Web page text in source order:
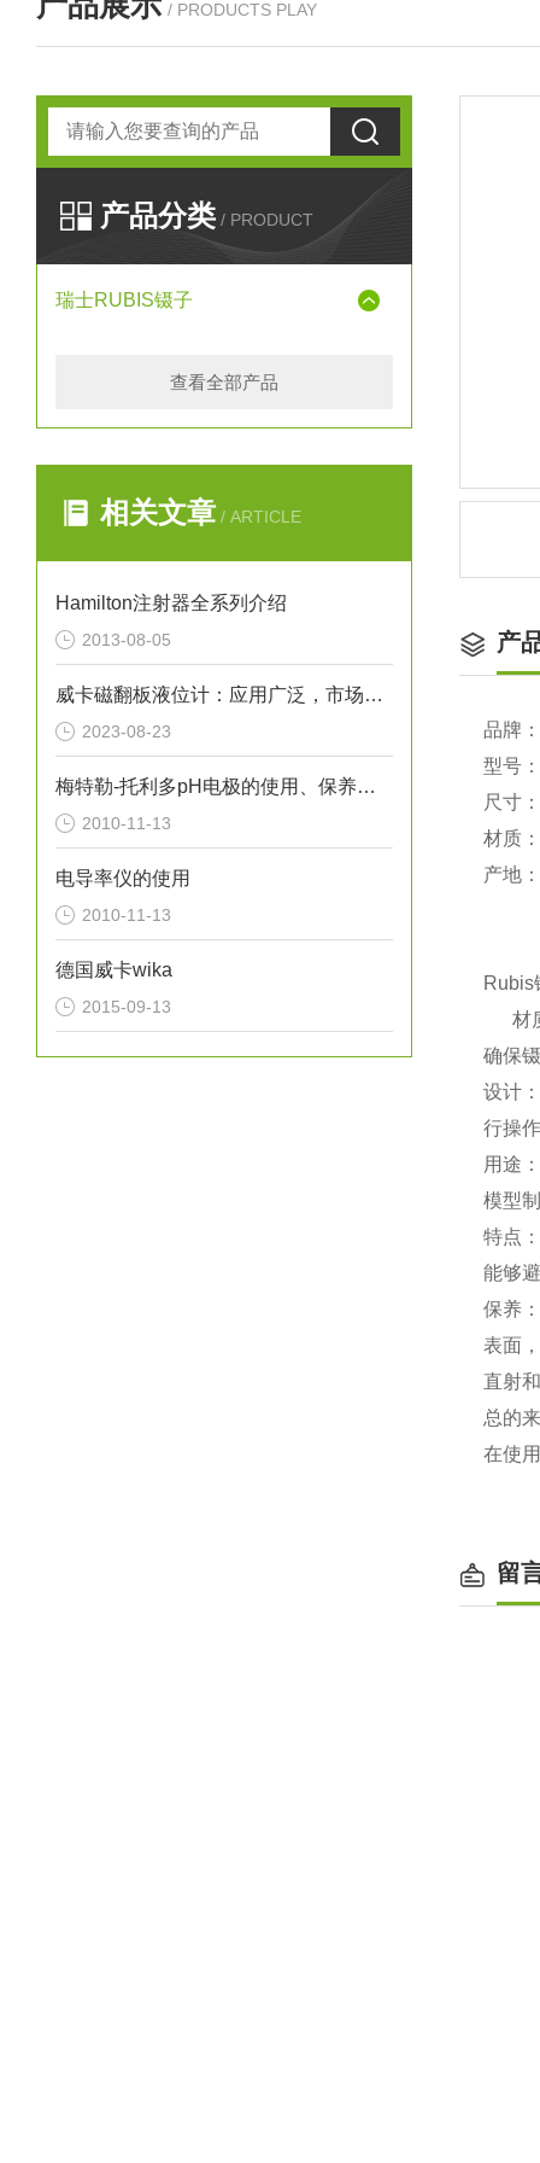
/ PRODUCTS PLAY
产品分类 / PRODUCT
瑞士RUBIS镊子
查看全部产品
相关文章 / ARTICLE
Hamilton注射器全系列介绍
2013-08-05
威卡磁翻板液位计：应用广泛，市场前景广阔
2023-08-23
梅特勒-托利多pH电极的使用、保养与维护（图）
2010-11-13
电导率仪的使用
2010-11-13
德国威卡wika
2015-09-13
产
品牌
型号：
尺寸
材质
产地
Rubis
材
确保
设计：
行操
用途
模型
特点：
能够
保养
表面
直射
总的
在使
留